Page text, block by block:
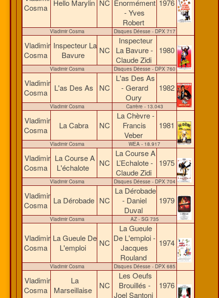
Cosma
Hello Marylin NC Énormément
- Yves
Robert
1976
Vladimir Cosma Disques Déesse - DPX 717
Vladimir
Cosma
Inspecteur La
Bavure
NC
Inspecteur
La Bavure -
Claude Zidi
1980
Vladimir Cosma Disques Déesse - DPX 760
Vladimir
Cosma
L'as Des As NC
L'as Des As
- Gerard
Oury
1982
Vladimir Cosma Carrère - 13.043
Vladimir
Cosma
La Cabra NC
La Chèvre -
Francis
Veber
1981
Vladimir Cosma WEA - 18.917
Vladimir
Cosma
La Course A
L'échalote
NC
La Course A
L’Echalote -
Claude Zidi
1975
Vladimir Cosma Disques Déesse - DPX 704
Vladimir
Cosma
La Dérobade NC
La Dérobade
- Daniel
Duval
1979
Vladimir Cosma AZ - SG 735
Vladimir
Cosma
La Gueule De
L'emploi
NC
La Gueule
De L'emploi -
Jacques
Rouland
1974
Vladimir Cosma Disques Déesse - DPX 685
Vladimir
Cosma
La
Marseillaise
NC
Les Oeufs
Brouillés -
Joel Santoni
1976